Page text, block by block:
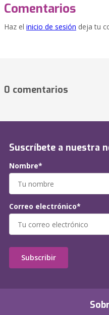
Comentarios
Haz el inicio de sesión deja tu
0 comentarios
Suscríbete a nuestra
Nombre*
Correo electrónico*
Subscribir